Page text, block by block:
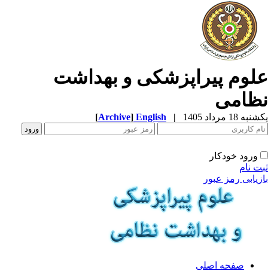
پیراپزشکی و بهداشت
18 مرداد 1405 |
English
[Archive]
ورود خودکار
نام
رمز عبور
صفحه اصلی